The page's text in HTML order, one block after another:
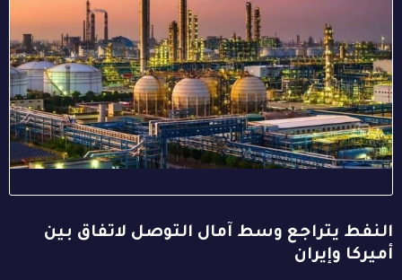
النفط يتراجع وسط آمال التوصل لاتفاق بين
أميركا وإيران